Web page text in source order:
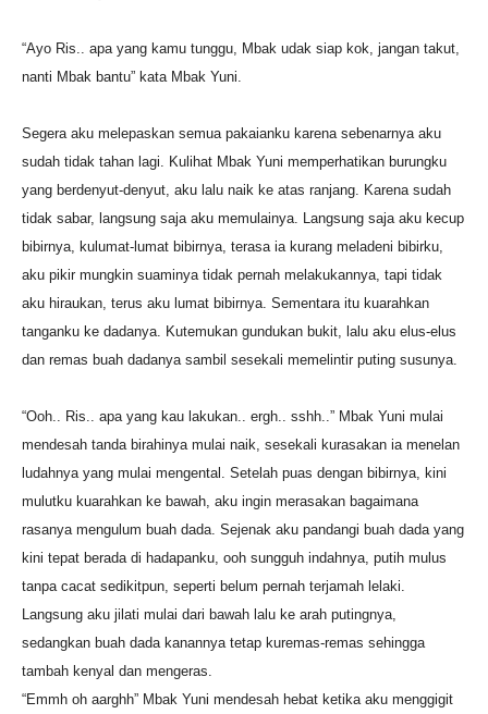
“Ayo Ris.. apa yang kamu tunggu, Mbak udak siap kok, jangan takut,
nanti Mbak bantu” kata Mbak Yuni.
Segera aku melepaskan semua pakaianku karena sebenarnya aku
sudah tidak tahan lagi. Kulihat Mbak Yuni memperhatikan burungku
yang berdenyut-denyut, aku lalu naik ke atas ranjang. Karena sudah
tidak sabar, langsung saja aku memulainya. Langsung saja aku kecup
bibirnya, kulumat-lumat bibirnya, terasa ia kurang meladeni bibirku,
aku pikir mungkin suaminya tidak pernah melakukannya, tapi tidak
aku hiraukan, terus aku lumat bibirnya. Sementara itu kuarahkan
tanganku ke dadanya. Kutemukan gundukan bukit, lalu aku elus-elus
dan remas buah dadanya sambil sesekali memelintir puting susunya.
“Ooh.. Ris.. apa yang kau lakukan.. ergh.. sshh..” Mbak Yuni mulai
mendesah tanda birahinya mulai naik, sesekali kurasakan ia menelan
ludahnya yang mulai mengental. Setelah puas dengan bibirnya, kini
mulutku kuarahkan ke bawah, aku ingin merasakan bagaimana
rasanya mengulum buah dada. Sejenak aku pandangi buah dada yang
kini tepat berada di hadapanku, ooh sungguh indahnya, putih mulus
tanpa cacat sedikitpun, seperti belum pernah terjamah lelaki.
Langsung aku jilati mulai dari bawah lalu ke arah putingnya,
sedangkan buah dada kanannya tetap kuremas-remas sehingga
tambah kenyal dan mengeras.
“Emmh oh aarghh” Mbak Yuni mendesah hebat ketika aku menggigit